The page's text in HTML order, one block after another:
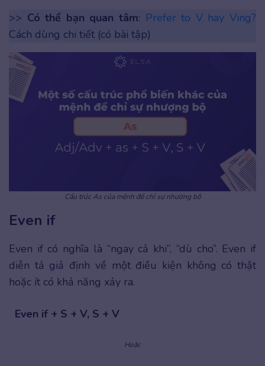
>> Có thể bạn quan tâm: Prefer to V hay Ving?
Cách dùng chi tiết (có bài tập)
Cấu trúc As của mệnh đề chỉ sự nhượng bộ
Even if
Even if có nghĩa là “ngay cả khi”, “dù cho”. Even if
diễn tả giả định về một điều kiện không có thật
hoặc ít có khả năng xảy ra.
Even if + S + V, S + V
Hoặc